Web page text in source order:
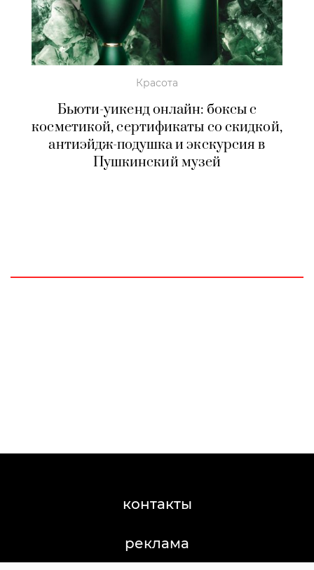
Красота
Бьюти-уикенд онлайн: боксы с
косметикой, сертификаты со скидкой,
антиэйдж-подушка и экскурсия в
Пушкинский музей
контакты
реклама